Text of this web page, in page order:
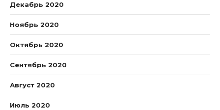
Декабрь 2020
Ноябрь 2020
Октябрь 2020
Сентябрь 2020
Август 2020
Июль 2020